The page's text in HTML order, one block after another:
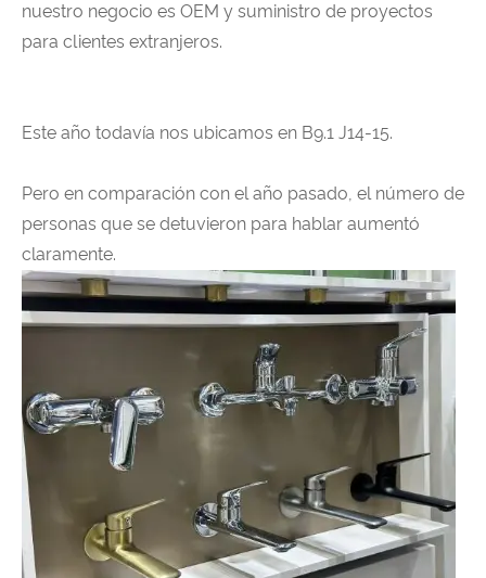
nuestro negocio es OEM y suministro de proyectos
para clientes extranjeros.
Este año todavía nos ubicamos en B9.1 J14-15.
Pero en comparación con el año pasado, el número de
personas que se detuvieron para hablar aumentó
claramente.